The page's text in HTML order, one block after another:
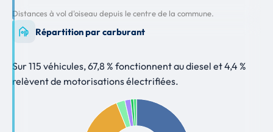
Distances à vol d'oiseau depuis le centre de la commune.
Répartition par carburant
Sur 115 véhicules, 67,8 % fonctionnent au diesel et 4,4 %
relèvent de motorisations électrifiées.